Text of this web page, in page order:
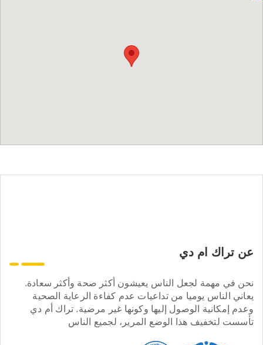
عن تراك ام دي
نحن في مهمة لجعل الناس يعيشون أكثر صحة وأكثر سعادة.
يعاني الناس يوميا من تداعيات عدم كفاءة الرعاية الصحية
وعدم إمكانية الوصول إليها وكونها غير مرضية. تراك أم دي
تأسست لتخفيف هذا الوضع المرير، لجميع الناس